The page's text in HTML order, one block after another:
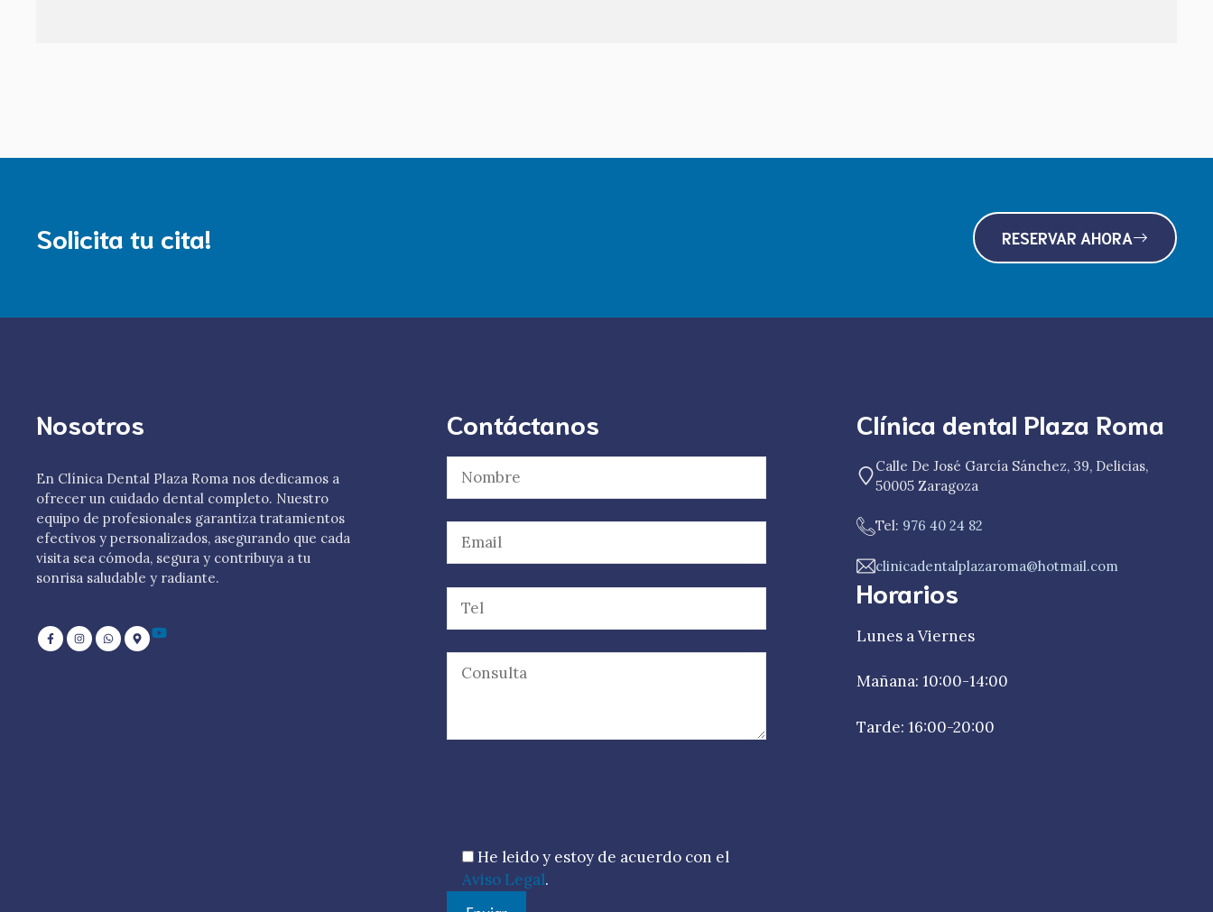
Solicita tu cita! RESERVAR AHORA
Nosotros
En Clínica Dental Plaza Roma nos dedicamos a
ofrecer un cuidado dental completo. Nuestro
equipo de profesionales garantiza tratamientos
efectivos y personalizados, asegurando que cada
visita sea cómoda, segura y contribuya a tu
sonrisa saludable y radiante.
Contáctanos
He leido y estoy de acuerdo con el
Aviso Legal.
Clínica dental Plaza Roma
Calle De José García Sánchez, 39, Delicias,
50005 Zaragoza
Tel: 976 40 24 82
clinicadentalplazaroma@hotmail.com
Horarios
Lunes a Viernes
Mañana: 10:00-14:00
Tarde: 16:00-20:00